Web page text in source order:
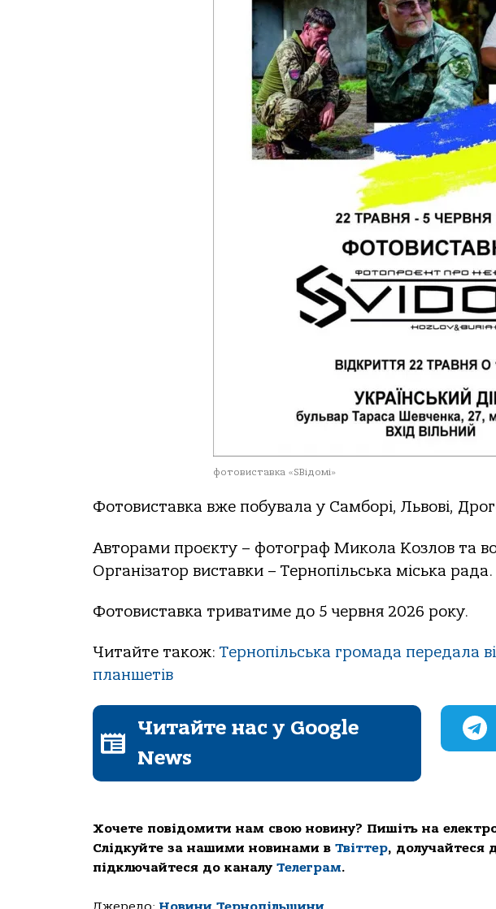
фотовиставка «SВідомі»
Фотовиставка вже побувала у Самборі, Львові,
Авторами проєкту – фотограф Микола Козлов та
Організатор виставки – Тернопільська міська рада.
Фотовиставка триватиме до 5 червня 2026 року.
Читайте також: Тернопільська громада передала
планшетів
Читайте нас у Google
News
Хочете повідомити нам свою новину? Пишіть на
Слідкуйте за нашими новинами в Твіттер, долучайтеся
підключайтеся до каналу Телеграм.